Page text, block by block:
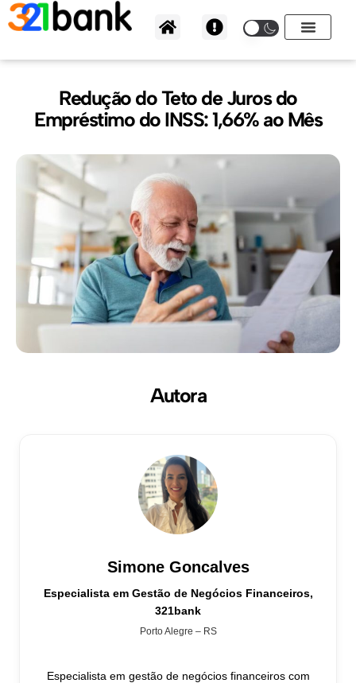
para
conteúdo
Redução do Teto de Juros do
Empréstimo do INSS: 1,66% ao Mês
Autora
Simone Goncalves
Especialista em Gestão de Negócios Financeiros,
321bank
Porto Alegre – RS
Especialista em gestão de negócios financeiros com